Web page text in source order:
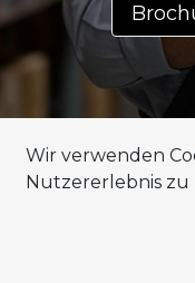
Wir verwenden
Nutzererlebnis zu